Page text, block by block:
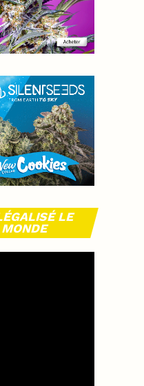
LE